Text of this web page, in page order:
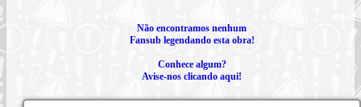
Não encontramos nenhum
Fansub legendando esta obra!
Conhece algum?
Avise-nos clicando aqui!